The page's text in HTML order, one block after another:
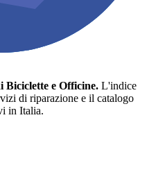
Biciclette e Officine. L'indice
di riparazione e il catalogo
in Italia.